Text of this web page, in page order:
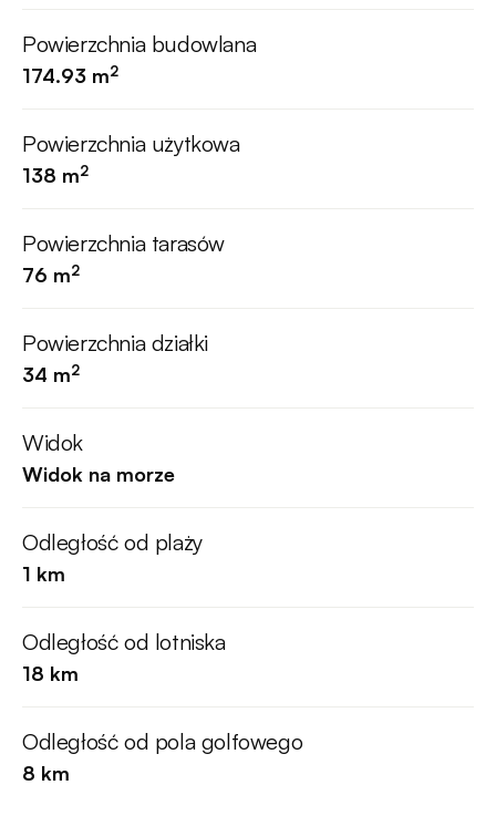
Powierzchnia budowlana
174.93 m2
Powierzchnia użytkowa
138 m2
Powierzchnia tarasów
76 m2
Powierzchnia działki
34 m2
Widok
Widok na morze
Odległość od plaży
1 km
Odległość od lotniska
18 km
Odległość od pola golfowego
8 km